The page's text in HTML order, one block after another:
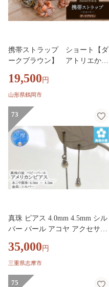
携帯ストラップ ショート【ダ
ークブラウン】 アトリエかお
19,500 円
山形県鶴岡市
73
真珠 ピアス 4.0mm 4.5mm シル
バー パール アコヤ アクセサリ
志摩市 プレゼント 贈り物 贈答
人気 クリスマス バレンタイン
プル / 真珠の里 ベビーパール 4
35,000 円
三重県志摩市
75